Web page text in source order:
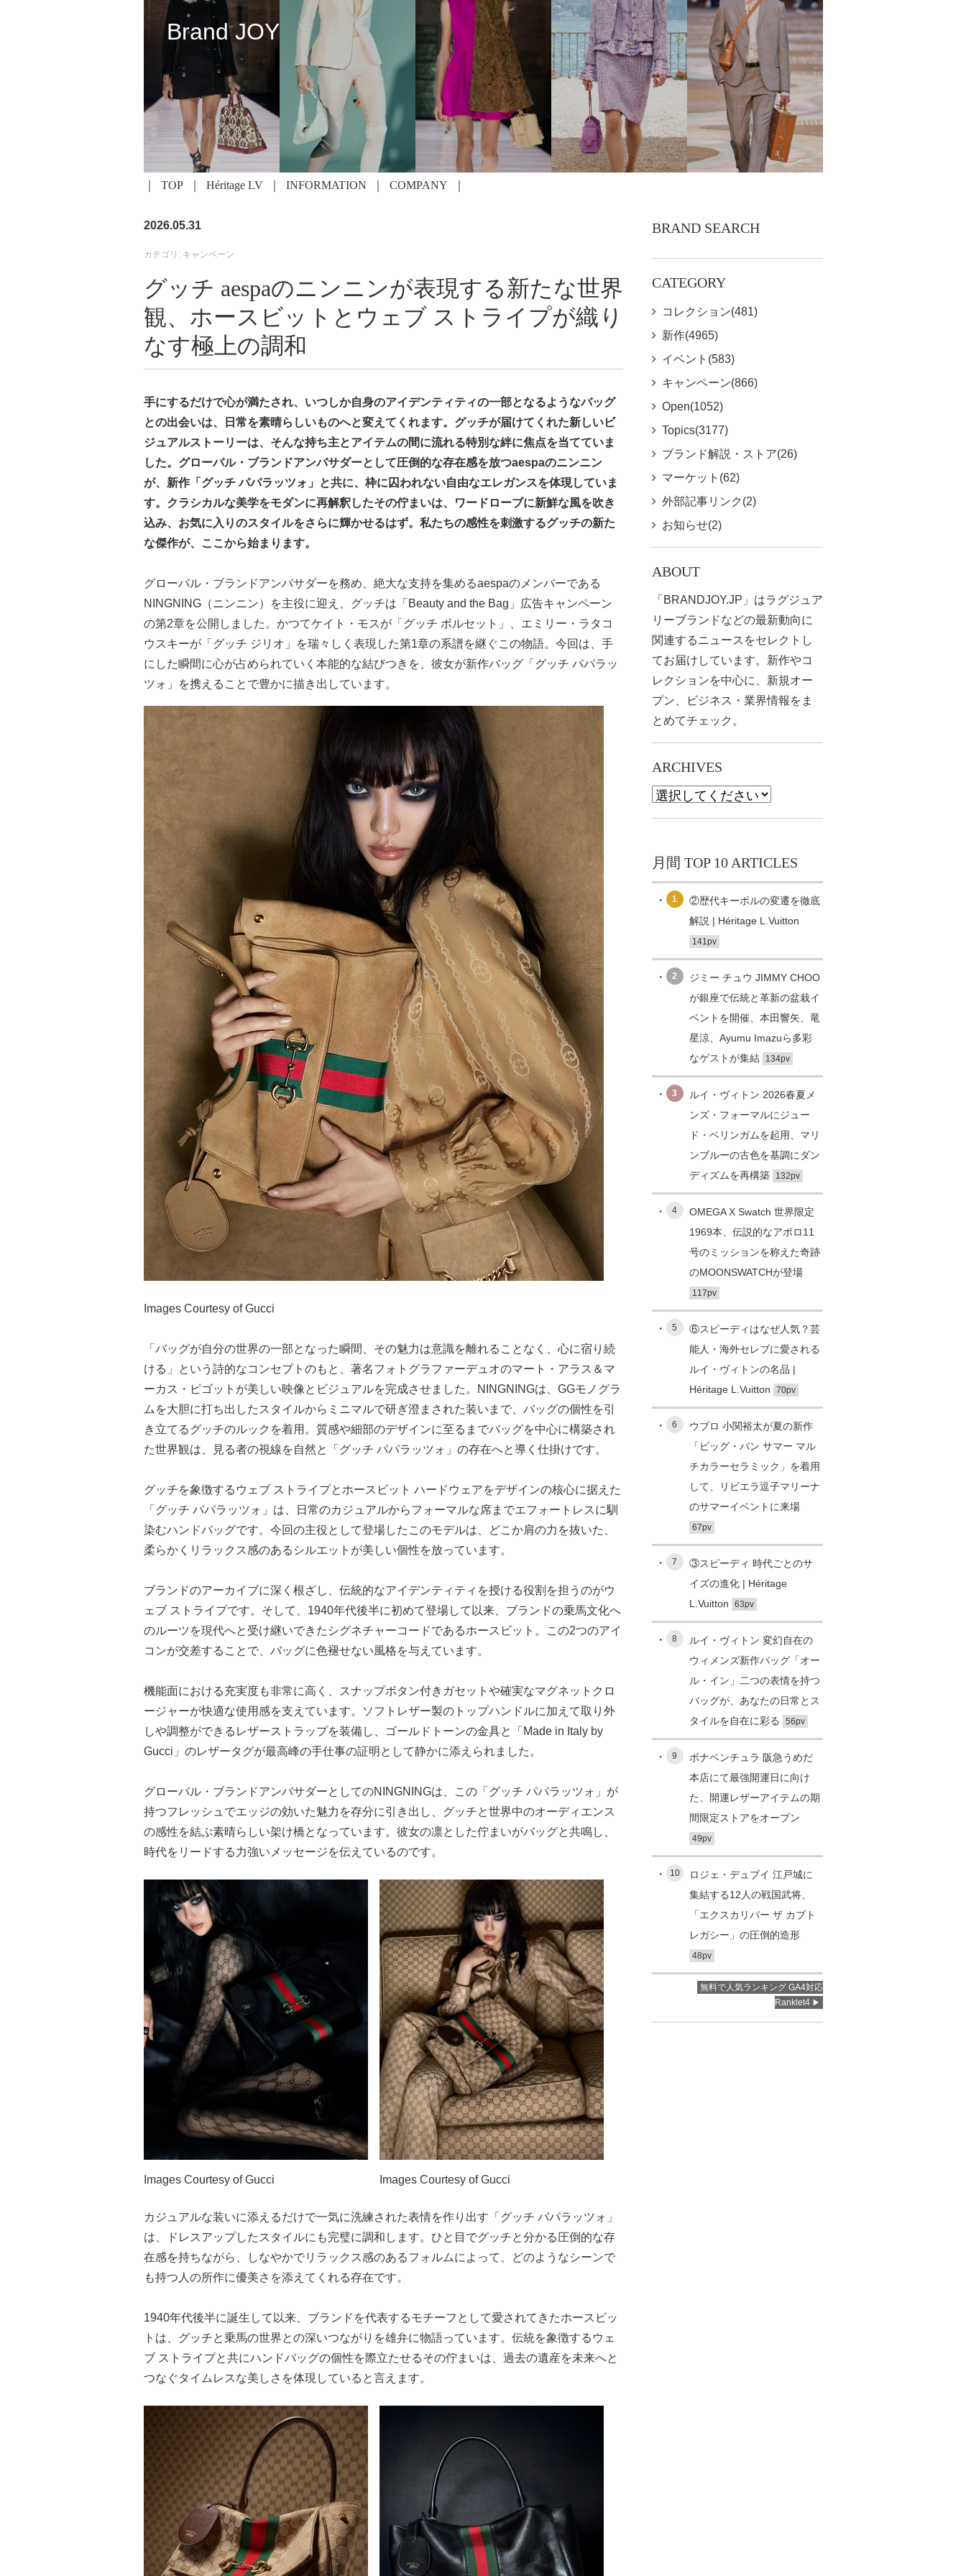
Brand JOY
TOP Héritage LV INFORMATION COMPANY
2026.05.31
カテゴリ: キャンペーン
グッチ aespaのニンニンが表現する新たな世界
観、ホースビットとウェブ ストライプが織り
なす極上の調和
手にするだけで心が満たされ、いつしか自身のアイデンティティの一部となるようなバッグ
との出会いは、日常を素晴らしいものへと変えてくれます。グッチが届けてくれた新しいビ
ジュアルストーリーは、そんな持ち主とアイテムの間に流れる特別な絆に焦点を当てていま
した。グローバル・ブランドアンバサダーとして圧倒的な存在感を放つaespaのニンニン
が、新作「グッチ パパラッツォ」と共に、枠に囚われない自由なエレガンスを体現していま
す。クラシカルな美学をモダンに再解釈したその佇まいは、ワードローブに新鮮な風を吹き
込み、お気に入りのスタイルをさらに輝かせるはず。私たちの感性を刺激するグッチの新た
な傑作が、ここから始まります。
グローバル・ブランドアンバサダーを務め、絶大な支持を集めるaespaのメンバーである
NINGNING（ニンニン）を主役に迎え、グッチは「Beauty and the Bag」広告キャンペーン
の第2章を公開しました。かつてケイト・モスが「グッチ ボルセット」、エミリー・ラタコ
ウスキーが「グッチ ジリオ」を瑞々しく表現した第1章の系譜を継ぐこの物語。今回は、手
にした瞬間に心が占められていく本能的な結びつきを、彼女が新作バッグ「グッチ パパラッ
ツォ」を携えることで豊かに描き出しています。
Images Courtesy of Gucci
「バッグが自分の世界の一部となった瞬間、その魅力は意識を離れることなく、心に宿り続
ける」という詩的なコンセプトのもと、著名フォトグラファーデュオのマート・アラス＆マ
ーカス・ピゴットが美しい映像とビジュアルを完成させました。NINGNINGは、GGモノグラ
ムを大胆に打ち出したスタイルからミニマルで研ぎ澄まされた装いまで、バッグの個性を引
き立てるグッチのルックを着用。質感や細部のデザインに至るまでバッグを中心に構築され
た世界観は、見る者の視線を自然と「グッチ パパラッツォ」の存在へと導く仕掛けです。
グッチを象徴するウェブ ストライプとホースビット ハードウェアをデザインの核心に据えた
「グッチ パパラッツォ」は、日常のカジュアルからフォーマルな席までエフォートレスに馴
染むハンドバッグです。今回の主役として登場したこのモデルは、どこか肩の力を抜いた、
柔らかくリラックス感のあるシルエットが美しい個性を放っています。
ブランドのアーカイブに深く根ざし、伝統的なアイデンティティを授ける役割を担うのがウ
ェブ ストライプです。そして、1940年代後半に初めて登場して以来、ブランドの乗馬文化へ
のルーツを現代へと受け継いできたシグネチャーコードであるホースビット。この2つのアイ
コンが交差することで、バッグに色褪せない風格を与えています。
機能面における充実度も非常に高く、スナップボタン付きガセットや確実なマグネットクロ
ージャーが快適な使用感を支えています。ソフトレザー製のトップハンドルに加えて取り外
しや調整ができるレザーストラップを装備し、ゴールドトーンの金具と「Made in Italy by
Gucci」のレザータグが最高峰の手仕事の証明として静かに添えられました。
グローバル・ブランドアンバサダーとしてのNINGNINGは、この「グッチ パパラッツォ」が
持つフレッシュでエッジの効いた魅力を存分に引き出し、グッチと世界中のオーディエンス
の感性を結ぶ素晴らしい架け橋となっています。彼女の凛とした佇まいがバッグと共鳴し、
時代をリードする力強いメッセージを伝えているのです。
Images Courtesy of Gucci Images Courtesy of Gucci
カジュアルな装いに添えるだけで一気に洗練された表情を作り出す「グッチ パパラッツォ」
は、ドレスアップしたスタイルにも完璧に調和します。ひと目でグッチと分かる圧倒的な存
在感を持ちながら、しなやかでリラックス感のあるフォルムによって、どのようなシーンで
も持つ人の所作に優美さを添えてくれる存在です。
1940年代後半に誕生して以来、ブランドを代表するモチーフとして愛されてきたホースビッ
トは、グッチと乗馬の世界との深いつながりを雄弁に物語っています。伝統を象徴するウェ
ブ ストライプと共にハンドバッグの個性を際立たせるその佇まいは、過去の遺産を未来へと
つなぐタイムレスな美しさを体現していると言えます。
BRAND SEARCH
CATEGORY
コレクション(481)
新作(4965)
イベント(583)
キャンペーン(866)
Open(1052)
Topics(3177)
ブランド解説・ストア(26)
マーケット(62)
外部記事リンク(2)
お知らせ(2)
ABOUT
「BRANDJOY.JP」はラグジュア
リーブランドなどの最新動向に
関連するニュースをセレクトし
てお届けしています。新作やコ
レクションを中心に、新規オー
プン、ビジネス・業界情報をま
とめてチェック。
ARCHIVES
月間 TOP 10 ARTICLES
1
②歴代キーポルの変遷を徹底
解説 | Héritage L.Vuitton
141pv
2
ジミー チュウ JIMMY CHOO
が銀座で伝統と革新の盆栽イ
ベントを開催、本田響矢、竜
星涼、Ayumu Imazuら多彩
なゲストが集結
134pv
3
ルイ・ヴィトン 2026春夏メ
ンズ・フォーマルにジュー
ド・ベリンガムを起用、マリ
ンブルーの古色を基調にダン
ディズムを再構築
132pv
4
OMEGA X Swatch 世界限定
1969本、伝説的なアポロ11
号のミッションを称えた奇跡
のMOONSWATCHが登場
117pv
5
⑥スピーディはなぜ人気？芸
能人・海外セレブに愛される
ルイ・ヴィトンの名品 |
Héritage L.Vuitton
70pv
6
ウブロ 小関裕太が夏の新作
「ビッグ・バン サマー マル
チカラーセラミック」を着用
して、リビエラ逗子マリーナ
のサマーイベントに来場
67pv
7
③スピーディ 時代ごとのサ
イズの進化 | Héritage
L.Vuitton
63pv
8
ルイ・ヴィトン 変幻自在の
ウィメンズ新作バッグ「オー
ル・イン」二つの表情を持つ
バッグが、あなたの日常とス
タイルを自在に彩る
56pv
9
ボナベンチュラ 阪急うめだ
本店にて最強開運日に向け
た、開運レザーアイテムの期
間限定ストアをオープン
49pv
10
ロジェ・デュブイ 江戸城に
集結する12人の戦国武将、
「エクスカリバー ザ カブト
レガシー」の圧倒的造形
48pv
無料で人気ランキング GA4対応
Ranklet4